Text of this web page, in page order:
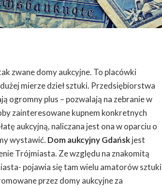
zwane domy aukcyjne. To placówki
mierze dzieł sztuki. Przedsiębiorstwa
ogromny plus – pozwalają na zebranie w
zainteresowane kupnem konkretnych
aukcyjną, naliczana jest ona w oparciu o
wystawić. Dom aukcyjny Gdańskjest
Trójmiasta. Ze względu na znakomitą
pojawia się tam wielu amatorów sztuki
przez domy aukcyjne za